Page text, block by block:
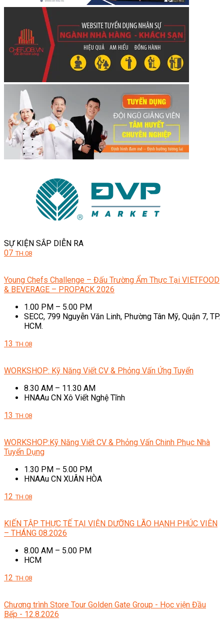
SỰ KIỆN SẮP DIỄN RA
07 TH.08
Young Chefs Challenge – Đấu Trường Ẩm Thực Tại VIETFOOD
& BEVERAGE – PROPACK 2026
1.00 PM – 5.00 PM
SECC, 799 Nguyễn Văn Linh, Phường Tân Mỹ, Quận 7, TP.
HCM.
13 TH.08
WORKSHOP: Kỹ Năng Viết CV & Phỏng Vấn Ứng Tuyển
8.30 AM – 11.30 AM
HNAAu CN Xô Viết Nghệ Tĩnh
13 TH.08
WORKSHOP:Kỹ Năng Viết CV & Phỏng Vấn Chinh Phục Nhà
Tuyển Dụng
1.30 PM – 5.00 PM
HNAAu CN XUÂN HÒA
12 TH.08
KIẾN TẬP THỰC TẾ TẠI VIỆN DƯỠNG LÃO HẠNH PHÚC VIÊN
– THÁNG 08.2026
8.00 AM – 5.00 PM
HCM
12 TH.08
Chương trình Store Tour Golden Gate Group - Học viện Đầu
Bếp - 12.8.2026